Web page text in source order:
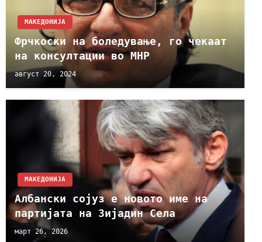
МАКЕДОНИЈА
Фрчкоски на боледување, го чекаат
на консултации во МНР
август 20, 2024
МАКЕДОНИЈА
Албански сојуз е новото име на
партијата на Зијадин Села
март 26, 2026